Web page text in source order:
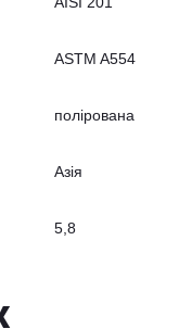
ASTM A554
полірована
Азія
5,8